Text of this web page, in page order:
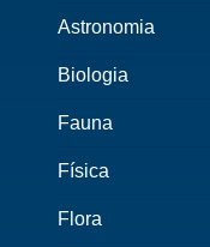
Astronomia
Biologia
Fauna
Física
Flora